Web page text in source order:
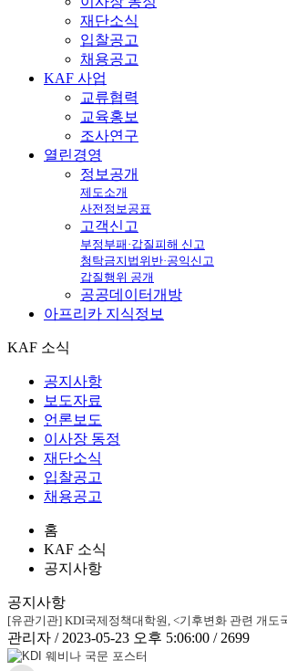
재단소식
입찰공고
채용공고
KAF 사업
교류협력
교육홍보
조사연구
열린경영
정보공개
제도소개
사전정보공표
고객신고
부정부패·갑질피해 신고
청탁금지법위반·공익신고
갑질행위 공개
공공데이터개방
아프리카 지식정보
KAF 소식
공지사항
보도자료
언론보도
이사장 동정
재단소식
입찰공고
채용공고
홈
KAF 소식
공지사항
공지사항
[유관기관] KDI국제정책대학원, <기후변화 관련 개도
관리자 / 2023-05-23 오후 5:06:00 / 2699